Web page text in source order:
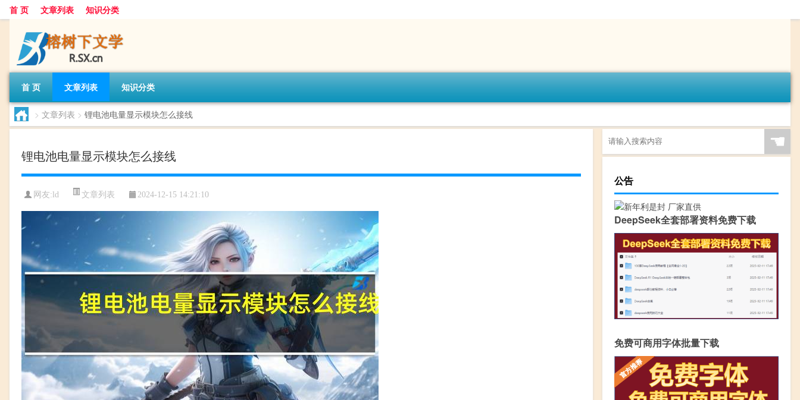
首 页 文章列表 知识分类
首 页 文章列表 知识分类
> 文章列表 > 锂电池电量显示模块怎么接线
锂电池电量显示模块怎么接线
网友: ld 文章列表 2024-12-15 14:21:10
☚
公告
DeepSeek全套部署资料免费下载
免费可商用字体批量下载